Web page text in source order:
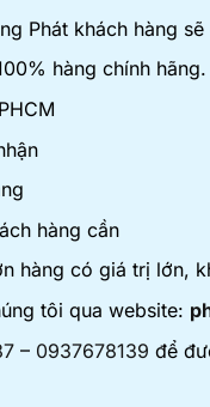
Phát khách hàng
hàng chính hãng.
hàng cần
hàng có giá trị lớn,
tôi qua website:
– 0937678139 để